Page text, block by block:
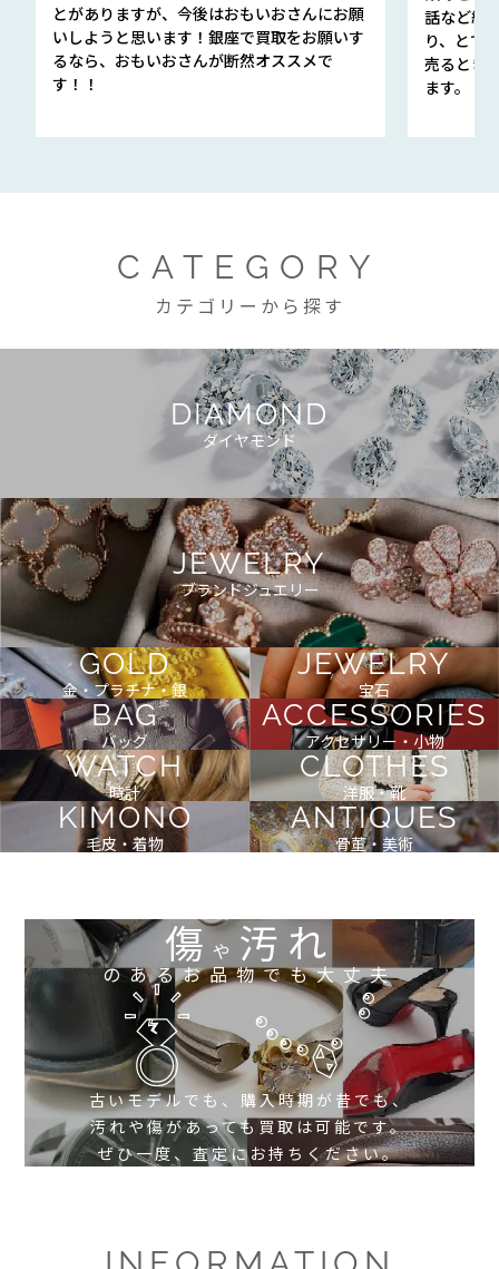
とがありますが、今後はおもいおさんにお願
いしようと思います！銀座で買取をお願いす
るなら、おもいおさんが断然オススメで
す！！
話など細
り、とて
売るとき
ます。
CATEGORY
カテゴリーから探す
DIAMOND
ダイヤモンド
JEWELRY
ブランドジュエリー
GOLD
金・プラチナ・銀
JEWELRY
宝石
BAG
バッグ
ACCESSORIES
アクセサリー・小物
WATCH
時計
CLOTHES
洋服・靴
KIMONO
毛皮・着物
ANTIQUES
骨董・美術
傷や 汚れ
のあるお品物でも大丈夫
古いモデルでも、購入時期が昔でも、
汚れや傷があっても買取は可能です。
ぜひ一度、査定にお持ちください。